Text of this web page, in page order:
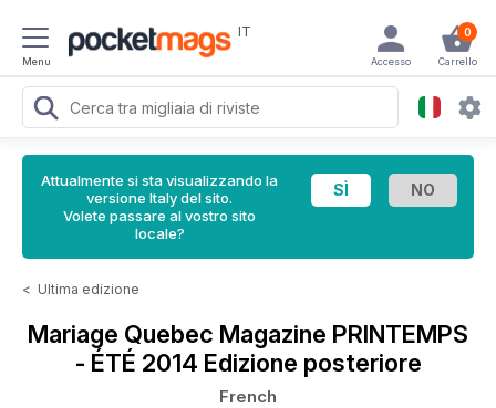
Menu
IT 0
Carrello
Accesso
Attualmente si sta visualizzando la
versione Italy del sito.
Volete passare al vostro sito
locale?
< Ultima edizione
Mariage Quebec Magazine PRINTEMPS
- ÉTÉ 2014 Edizione posteriore
French